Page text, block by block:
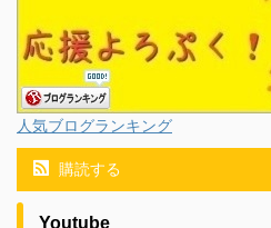
人気ブログランキング
購読する
Youtube